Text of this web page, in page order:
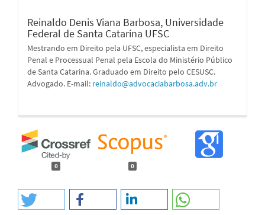
Reinaldo Denis Viana Barbosa, Universidade
Federal de Santa Catarina UFSC
Mestrando em Direito pela UFSC, especialista em Direito
Penal e Processual Penal pela Escola do Ministério Público
de Santa Catarina. Graduado em Direito pelo CESUSC.
Advogado. E-mail: reinaldo@advocaciabarbosa.adv.br
0 0